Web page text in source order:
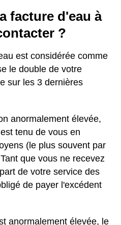
facture d'eau à
?
est considérée comme
le double de votre
sur les 3 dernières
anormalement élevée,
tenu de vous en
(le plus souvent par
que vous ne recevez
de votre service des
de payer l'excédent
anormalement élevée, le